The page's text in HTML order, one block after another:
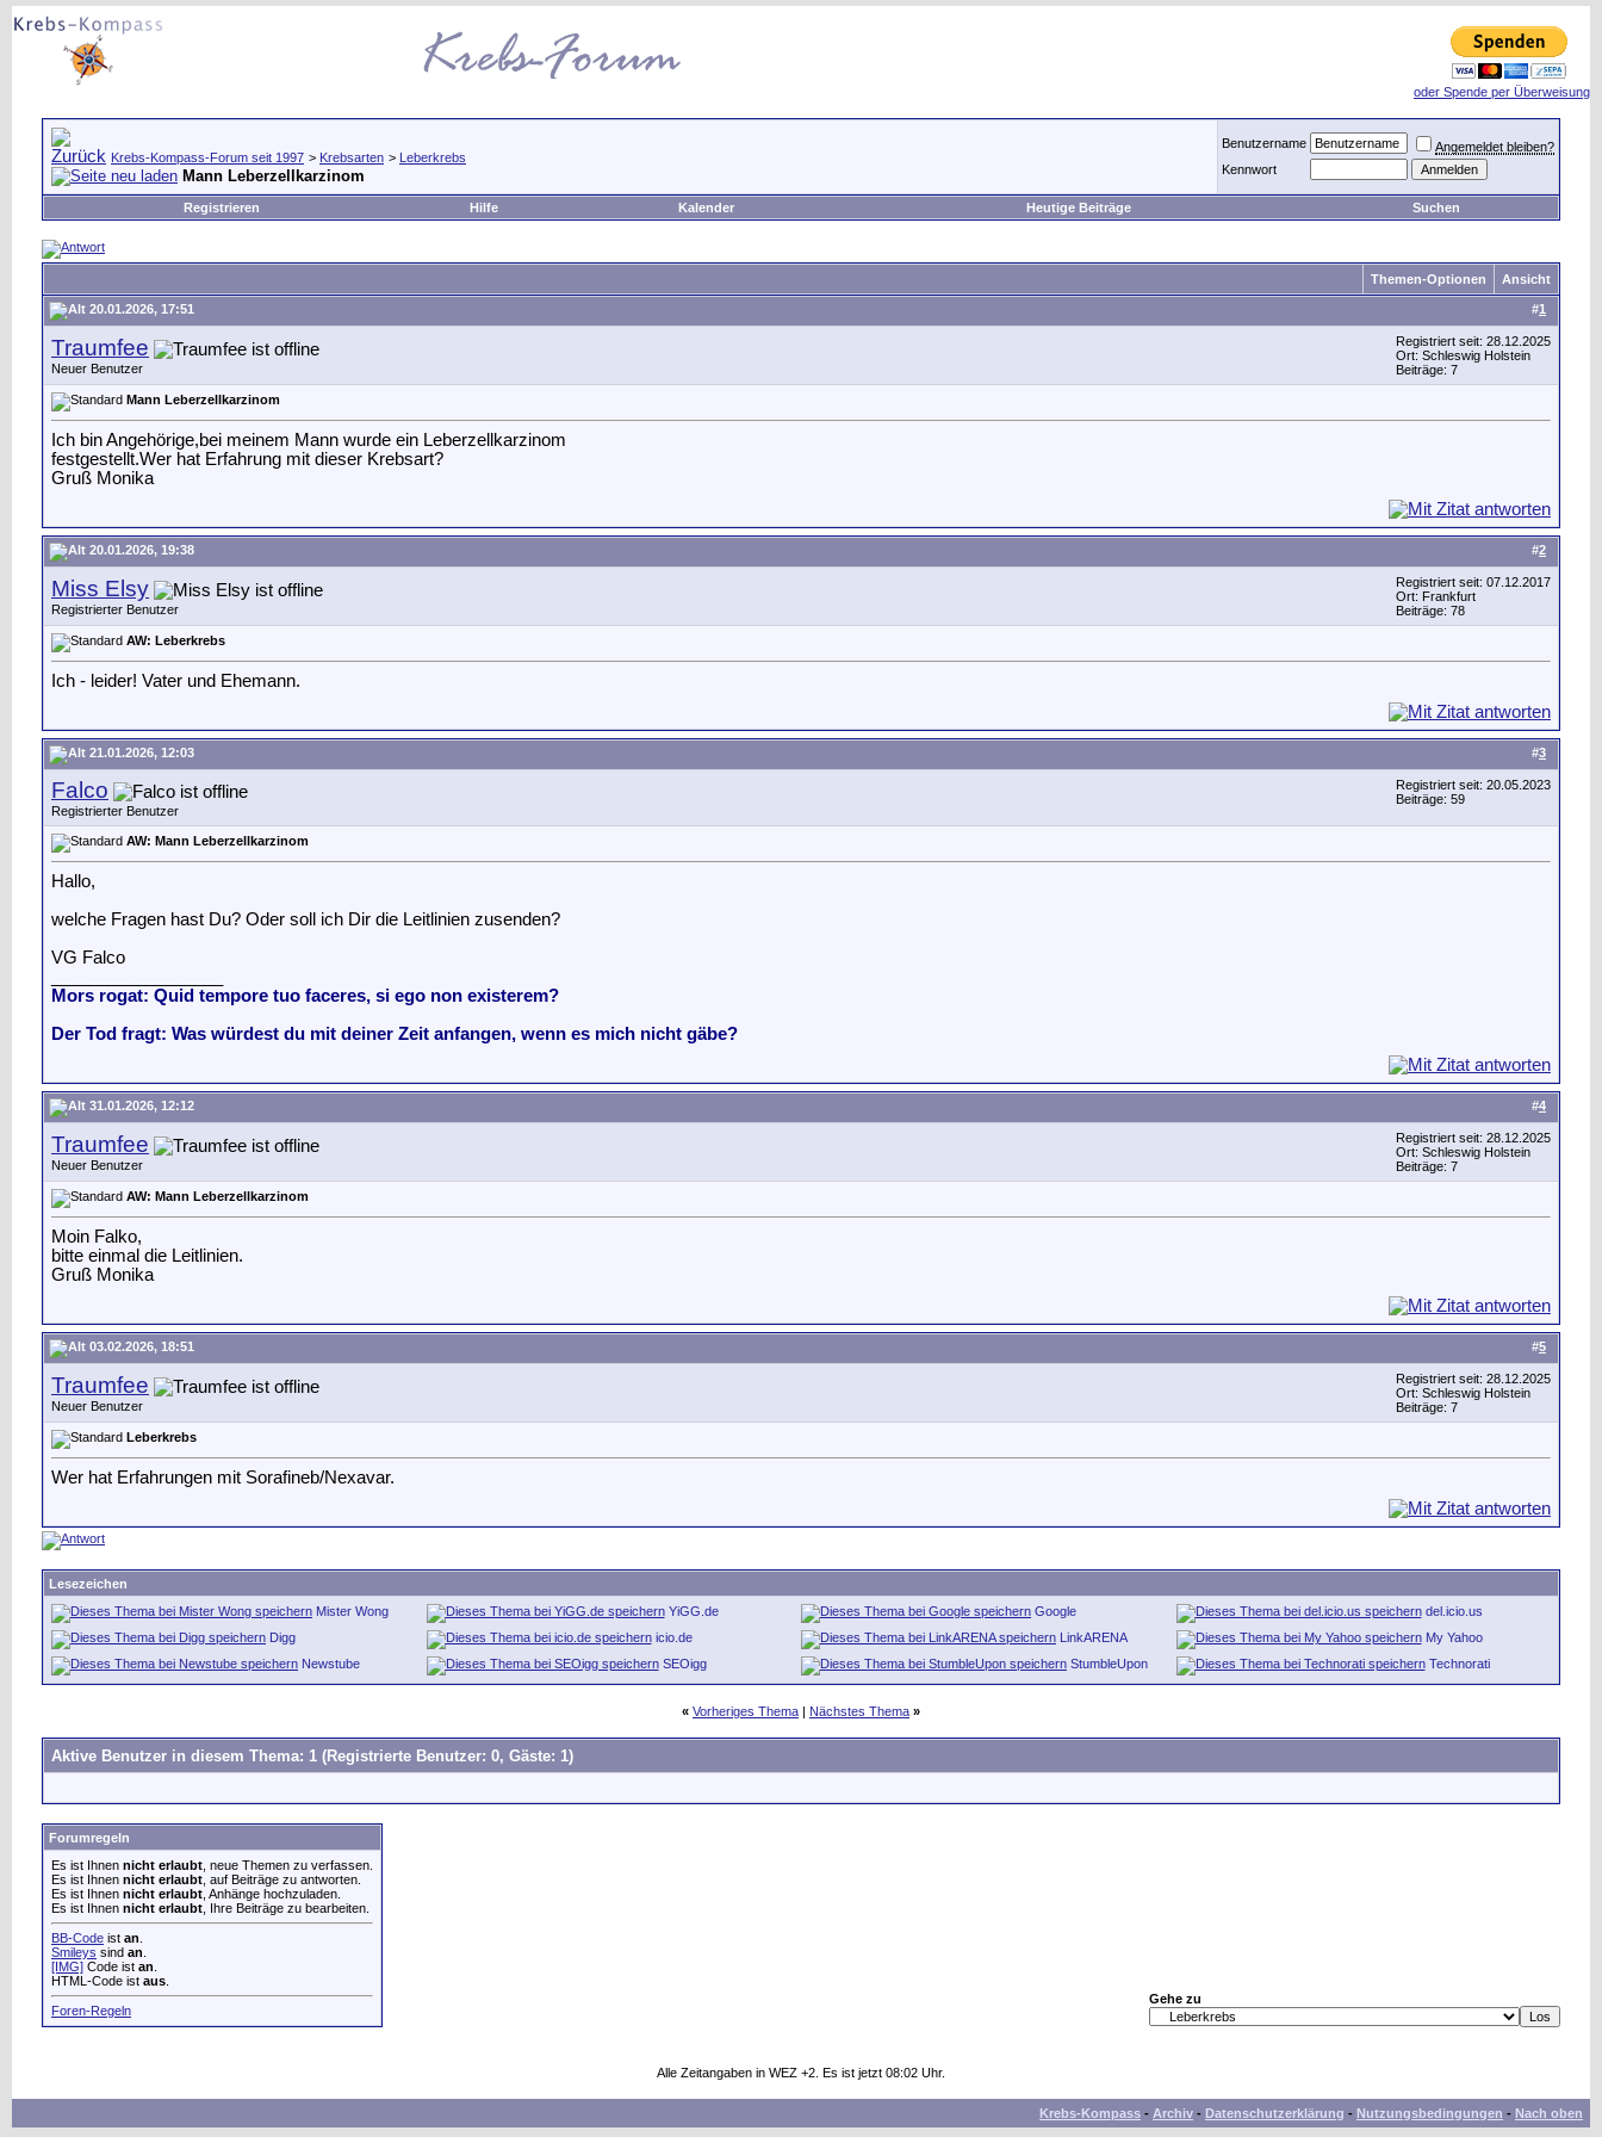
oder Spende per Überweisung
Krebs-Kompass-Forum seit 1997 > Krebsarten > Leberkrebs
Mann Leberzellkarzinom
Benutzername
Angemeldet bleiben?
Kennwort
Registrieren Hilfe Kalender Heutige Beiträge Suchen
Themen-Optionen Ansicht
#1
20.01.2026, 17:51
Traumfee
Neuer Benutzer
Registriert seit: 28.12.2025
Ort: Schleswig Holstein
Beiträge: 7
Mann Leberzellkarzinom
Ich bin Angehörige,bei meinem Mann wurde ein Leberzellkarzinom
festgestellt.Wer hat Erfahrung mit dieser Krebsart?
Gruß Monika
#2
20.01.2026, 19:38
Miss Elsy
Registrierter Benutzer
Registriert seit: 07.12.2017
Ort: Frankfurt
Beiträge: 78
AW: Leberkrebs
Ich - leider! Vater und Ehemann.
#3
21.01.2026, 12:03
Falco
Registrierter Benutzer
Registriert seit: 20.05.2023
Beiträge: 59
AW: Mann Leberzellkarzinom
Hallo,
welche Fragen hast Du? Oder soll ich Dir die Leitlinien zusenden?
VG Falco
Mors rogat: Quid tempore tuo faceres, si ego non existerem?
Der Tod fragt: Was würdest du mit deiner Zeit anfangen, wenn es mich nicht gäbe?
#4
31.01.2026, 12:12
Traumfee
Neuer Benutzer
Registriert seit: 28.12.2025
Ort: Schleswig Holstein
Beiträge: 7
AW: Mann Leberzellkarzinom
Moin Falko,
bitte einmal die Leitlinien.
Gruß Monika
#5
03.02.2026, 18:51
Traumfee
Neuer Benutzer
Registriert seit: 28.12.2025
Ort: Schleswig Holstein
Beiträge: 7
Leberkrebs
Wer hat Erfahrungen mit Sorafineb/Nexavar.
Lesezeichen
Mister Wong
YiGG.de Google
del.icio.us
Digg
icio.de LinkARENA
My Yahoo
Newstube
SEOigg StumbleUpon Technorati
« Vorheriges Thema | Nächstes Thema »
Aktive Benutzer in diesem Thema: 1 (Registrierte Benutzer: 0, Gäste: 1)
Forumregeln
Es ist Ihnen nicht erlaubt , neue Themen zu verfassen.
Es ist Ihnen nicht erlaubt , auf Beiträge zu antworten.
Es ist Ihnen nicht erlaubt , Anhänge hochzuladen.
Es ist Ihnen nicht erlaubt , Ihre Beiträge zu bearbeiten.
BB-Code ist an
Smileys sind an
[IMG] Code ist an
HTML-Code ist aus
Foren-Regeln
Gehe zu
Alle Zeitangaben in WEZ +2. Es ist jetzt 08:02 Uhr.
Krebs-Kompass - Archiv - Datenschutzerklärung - Nutzungsbedingungen - Nach oben